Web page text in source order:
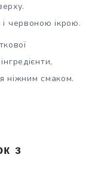
червоною ікрою.
ніжним смаком.
з